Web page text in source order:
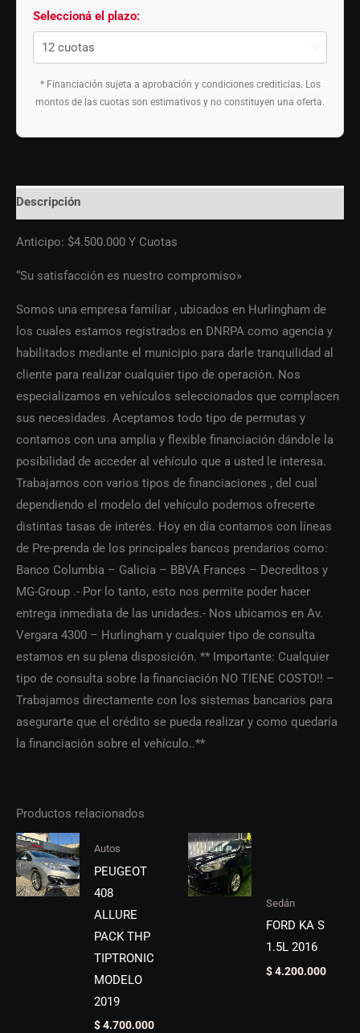
Seleccioná el plazo:
* Financiación sujeta a aprobación y condiciones crediticias. Los
montos de las cuotas son estimativos y no constituyen una oferta.
Descripción
Anticipo: $4.500.000 Y Cuotas
“Su satisfacción es nuestro compromiso»
Somos una empresa familiar , ubicados en Hurlingham de
los cuales estamos registrados en DNRPA como agencia y
habilitados mediante el municipio para darle tranquilidad al
cliente para realizar cualquier tipo de operación. Nos
especializamos en vehículos seleccionados que complacen
sus necesidades. Aceptamos todo tipo de permutas y
contamos con una amplia y flexible financiación dándole la
posibilidad de acceder al vehículo que a usted le interesa.
Trabajamos con varios tipos de financiaciones , del cual
dependiendo el modelo del vehículo podemos ofrecerte
distintas tasas de interés. Hoy en día contamos con líneas
de Pre-prenda de los principales bancos prendarios como:
Banco Columbia – Galicia – BBVA Frances – Decreditos y
MG-Group .- Por lo tanto, esto nos permite poder hacer
entrega inmediata de las unidades.- Nos ubicamos en Av.
Vergara 4300 – Hurlingham y cualquier tipo de consulta
estamos en su plena disposición. ** Importante: Cualquier
tipo de consulta sobre la financiación NO TIENE COSTO!! –
Trabajamos directamente con los sistemas bancarios para
asegurarte que el crédito se pueda realizar y como quedaría
la financiación sobre el vehículo..**
Productos relacionados
Autos
PEUGEOT
408
ALLURE
PACK THP
TIPTRONIC
MODELO
2019
$4.700.000
Sedán
FORD KA S
1.5L 2016
$4.200.000